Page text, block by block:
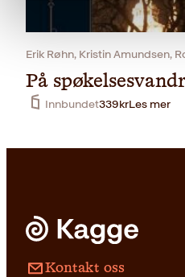
Erik Røhn, Kristin Amundsen,
På
Innbundet339krLes mer
Kontakt oss